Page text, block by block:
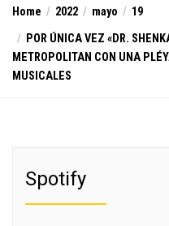
Home 2022 mayo
19
POR ÚNICA VEZ «DR.
METROPOLITAN CON UNA
MUSICALES
Spotify